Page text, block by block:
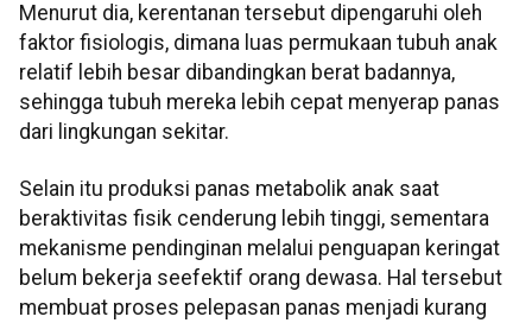
Menurut dia, kerentanan tersebut dipengaruhi oleh
faktor fisiologis, dimana luas permukaan tubuh anak
relatif lebih besar dibandingkan berat badannya,
sehingga tubuh mereka lebih cepat menyerap panas
dari lingkungan sekitar.
Selain itu produksi panas metabolik anak saat
beraktivitas fisik cenderung lebih tinggi, sementara
mekanisme pendinginan melalui penguapan keringat
belum bekerja seefektif orang dewasa. Hal tersebut
membuat proses pelepasan panas menjadi kurang